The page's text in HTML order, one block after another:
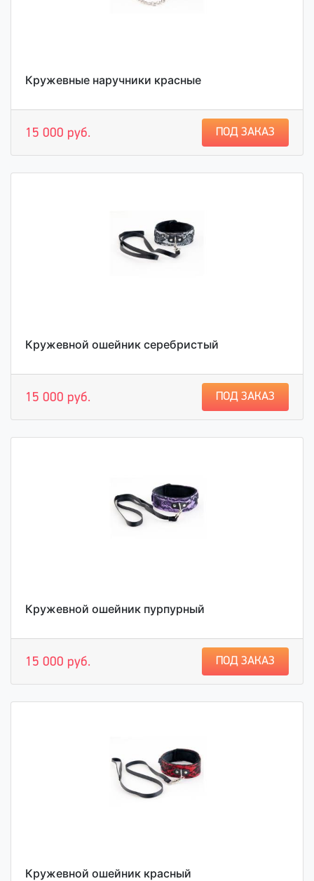
Кружевные наручники красные
15 000 руб. ПОД ЗАКАЗ
Кружевной ошейник серебристый
15 000 руб. ПОД ЗАКАЗ
Кружевной ошейник пурпурный
15 000 руб. ПОД ЗАКАЗ
Кружевной ошейник красный